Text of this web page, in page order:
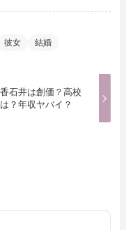
彼女 結婚
石井は創価？高校
？年収ヤバイ？